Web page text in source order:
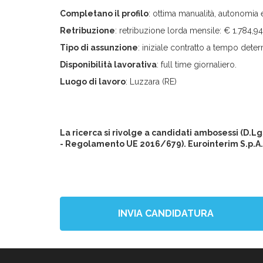
Completano il profilo: ottima manualità, autonomia
Retribuzione: retribuzione lorda mensile: €
Tipo di assunzione: iniziale contratto a tempo
Disponibilità lavorativa: full time giornaliero.
Luogo di lavoro: Luzzara (RE)
La ricerca si rivolge a candidati ambosessi
- Regolamento UE 2016/679). Eurointerim
INVIA CANDIDATURA